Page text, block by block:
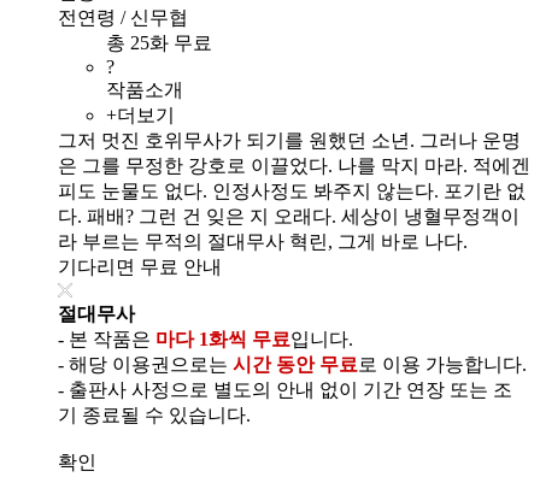
전연령 / 신무협
총 25화 무료
?
작품소개
+더보기
그저 멋진 호위무사가 되기를 원했던 소년. 그러나 운명
은 그를 무정한 강호로 이끌었다. 나를 막지 마라. 적에겐
피도 눈물도 없다. 인정사정도 봐주지 않는다. 포기란 없
다. 패배? 그런 건 잊은 지 오래다. 세상이 냉혈무정객이
라 부르는 무적의 절대무사 혁린, 그게 바로 나다.
기다리면 무료 안내
절대무사
- 본 작품은 마다 1화씩 무료입니다.
- 해당 이용권으로는 시간 동안 무료 로 이용 가능합니다.
- 출판사 사정으로 별도의 안내 없이 기간 연장 또는 조
기 종료될 수 있습니다.
확인